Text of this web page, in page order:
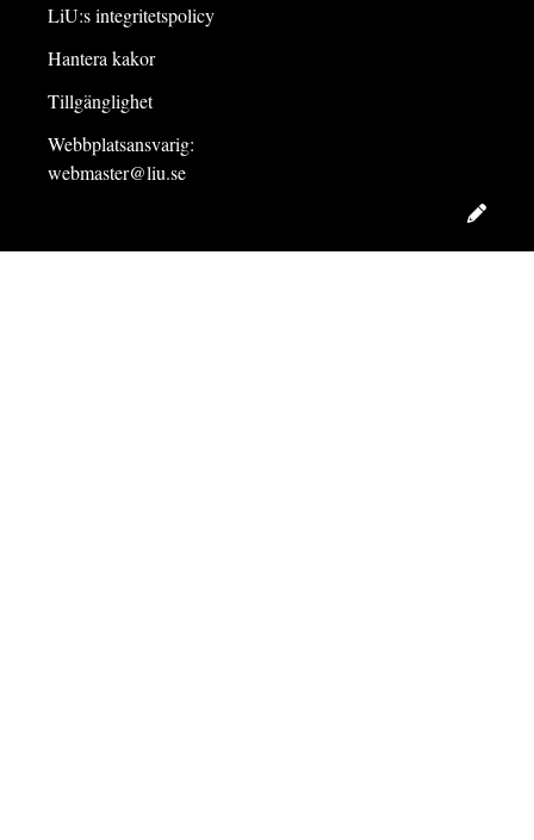
LiU:s integritetspolicy
Hantera kakor
Tillgänglighet
Webbplatsansvarig:
webmaster@liu.se